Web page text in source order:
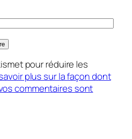
pour réduire les
plus sur la façon dont
commentaires sont